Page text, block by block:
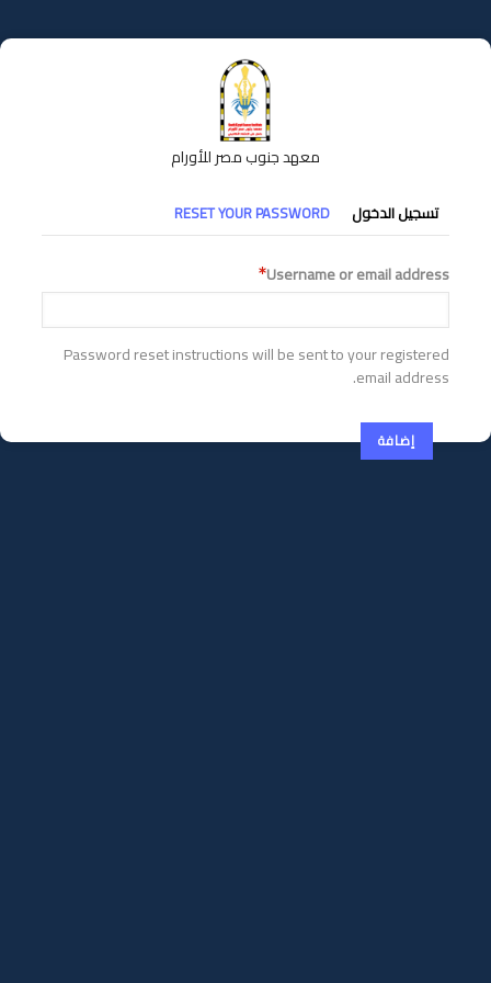
إلى
المحتوى
معهد جنوب مصر للأورام
التبويبات
الأساسية
تسجيل الدخول RESET YOUR PASSWORD
Username or email address
Password reset instructions will be sent to your registered
email address.